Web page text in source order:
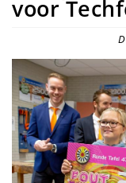
inhoud
voor